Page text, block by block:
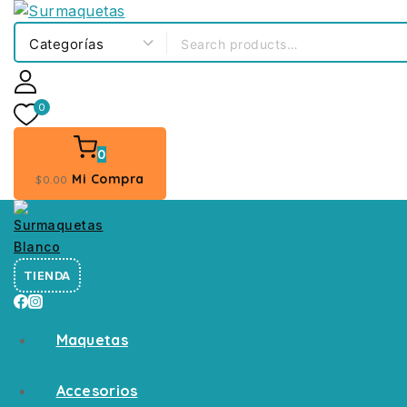
0
0
$0 .00 Mi Compra
TIENDA
Maquetas
Accesorios